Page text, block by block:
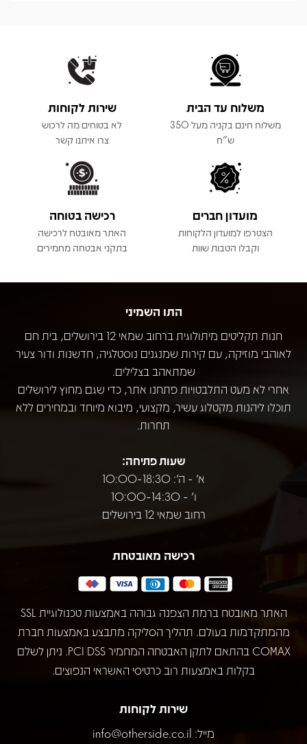
משלוח עד הבית
משלוח חינם בקניה מעל 350
ש"ח
שירות לקוחות
לא בטוחים מה לרכוש
צרו איתנו קשר
מועדון חברים
הצטרפו למועדון הלקוחות
וקבלו הטבות שוות
רכישה בטוחה
האתר מאובטח לרכישה
בתקני אבטחה מחמירים
התו השמיני
חנות תקליטים מיתולוגית ברחוב שמאי 12 בירושלים, בית חם
לאוהבי מוזיקה, עם קירות שמנגנים נוסטלגיה, חדשנות ודור צעיר
שמתאהב בצלילים.
אחרי לא מעט התלבטויות פתחנו אתר, כדי שגם מחוץ לירושלים
תוכלו ליהנות מקטלוג עשיר, מקצועי, מיבוא מיוחד ובמחירים ללא
תחרות.
שעות פתיחה:
א' - ה': 10:00-18:30
ו' - 10:00-14:30
רחוב שמאי 12 בירושלים
רכישה מאובטחת
האתר מאובטח ברמת הצפנה גבוהה באמצעות טכנולוגיית SSL
מהמתקדמות בעולם. תהליך הסליקה מתבצע באמצעות חברת
COMAX בהתאם לתקן האבטחה המחמיר PCI DSS. ניתן לשלם
בקלות באמצעות רוב כרטיסי האשראי הנפוצים.
שירות לקוחות
מייל: info@otherside.co.il